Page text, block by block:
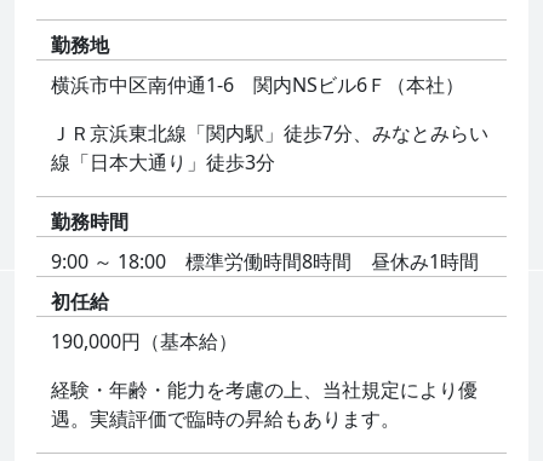
勤務地
横浜市中区南仲通1-6 関内NSビル6Ｆ（本社）
ＪＲ京浜東北線「関内駅」徒歩7分、みなとみらい
線「日本大通り」徒歩3分
勤務時間
9:00 ～ 18:00 標準労働時間8時間 昼休み1時間
初任給
190,000円（基本給）
経験・年齢・能力を考慮の上、当社規定により優
遇。実績評価で臨時の昇給もあります。